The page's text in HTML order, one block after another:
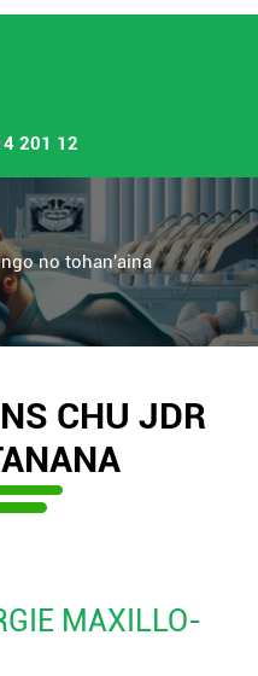
201 12
CHU JDR
MAXILLO-